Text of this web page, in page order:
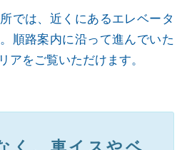
では、近くにあるエレベータ
順路案内に沿って進んでいた
アをご覧いただけます。